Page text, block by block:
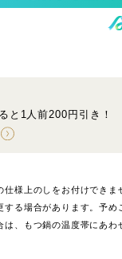
と1人前200円引き！
様上のしをお付けできま
る場合があります。予め
、もつ鍋の温度帯にあわ